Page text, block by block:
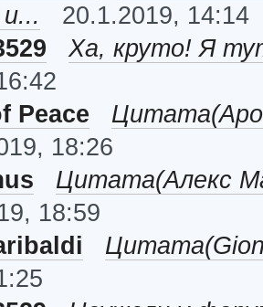
20.1.2019, 14:14
Ха, круто! Я
Peace
18:26
Цитата(Алекс
18:59